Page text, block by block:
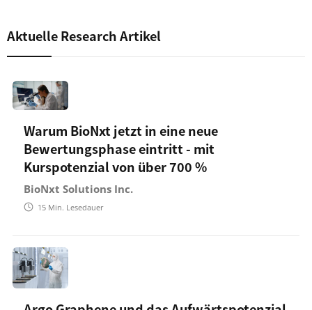
Aktuelle Research Artikel
Warum BioNxt jetzt in eine neue
Bewertungsphase eintritt - mit
Kurspotenzial von über 700 %
BioNxt Solutions Inc.
15 Min. Lesedauer